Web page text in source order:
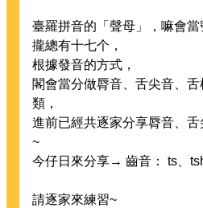
臺羅拼音的「聲母」，嘛會當
攏總有十七个，
根據發音的方式，
閣會當分做脣音、舌尖音、
類，
進前已經共逐家分享脣音、
~
今仔日來分享→ 齒音： ts、
請逐家來練習~